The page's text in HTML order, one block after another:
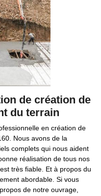
de création de
du terrain
en création de
Nous avons de la
complets qui nous aident
réalisation de tous nos
très fiable. Et à propos du
abordable. Si vous
de notre ouvrage,